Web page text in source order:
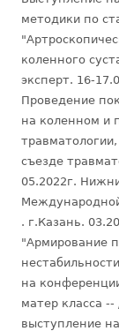
методики по
коленного
эксперт. 16-
Проведение
на коленном и
съезде
05.2022г.
. г.Казань.
"Армирование
на
матер класса
выступление